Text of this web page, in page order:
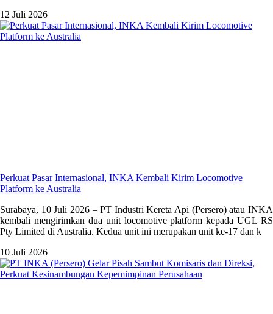
12 Juli 2026
Perkuat Pasar Internasional, INKA Kembali Kirim Locomotive
Platform ke Australia
Surabaya, 10 Juli 2026 – PT Industri Kereta Api (Persero) atau INKA
kembali mengirimkan dua unit locomotive platform kepada UGL RS
Pty Limited di Australia. Kedua unit ini merupakan unit ke-17 dan k
10 Juli 2026